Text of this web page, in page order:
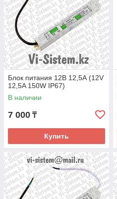
Блок питания 12В 12,5А (12V
12,5A 150W IP67)
В наличии
7 000 ₸
Купить